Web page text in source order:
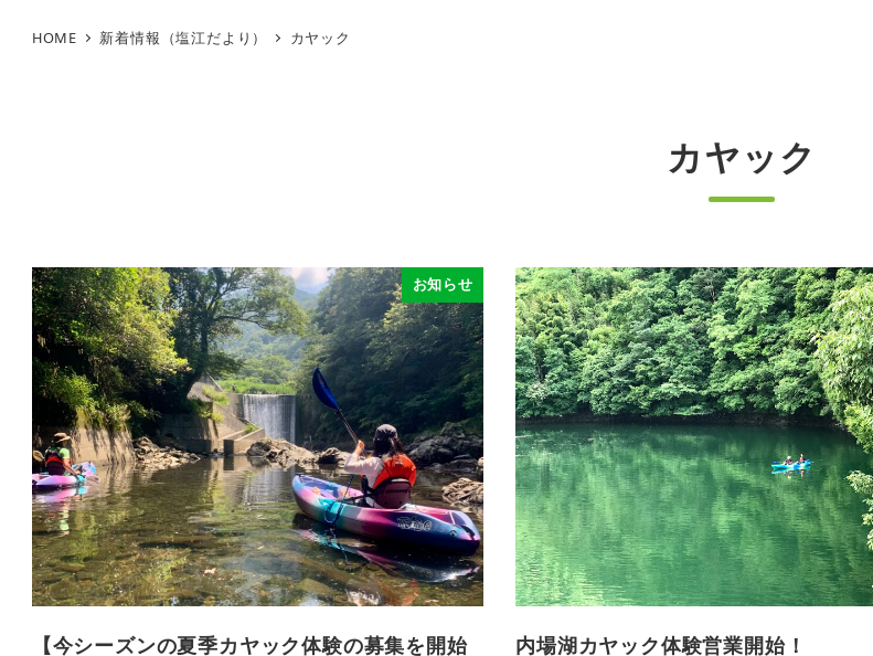
HOME 新着情報（塩江だより） カヤック
カヤック
お知らせ
【今シーズンの夏季カヤック体験の募集を開始 内場湖カヤック体験営業開始！